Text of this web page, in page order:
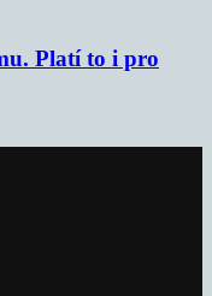
Platí to i pro